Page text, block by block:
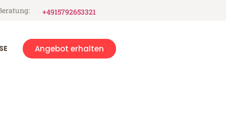
+4915792653321
Angebot erhalten